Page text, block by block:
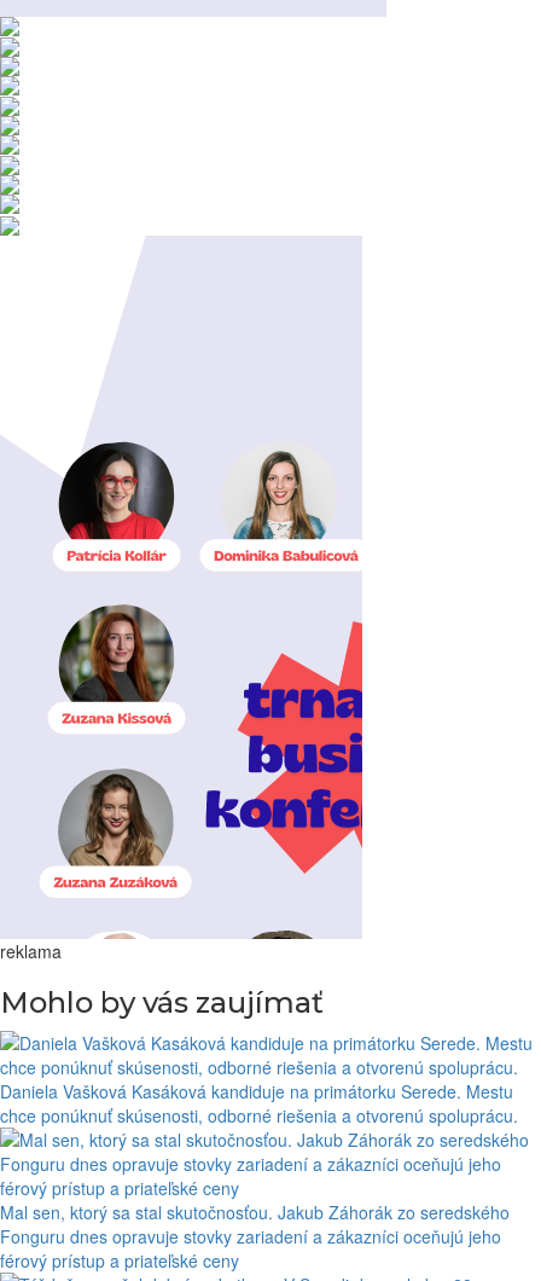
reklama
Mohlo by vás zaujímať
Daniela Vašková Kasáková kandiduje na primátorku Serede. Mestu
chce ponúknuť skúsenosti, odborné riešenia a otvorenú spoluprácu.
Mal sen, ktorý sa stal skutočnosťou. Jakub Záhorák zo seredského
Fonguru dnes opravuje stovky zariadení a zákazníci oceňujú jeho
férový prístup a priateľské ceny